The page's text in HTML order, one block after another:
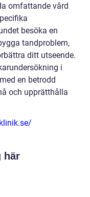
omfattande vård
besöka en
tandproblem,
ditt utseende.
i
en betrodd
och upprätthålla
här